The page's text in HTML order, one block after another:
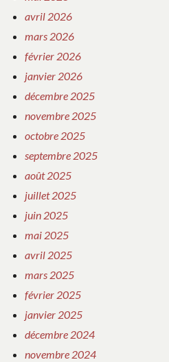
avril 2026
mars 2026
février 2026
janvier 2026
décembre 2025
novembre 2025
octobre 2025
septembre 2025
août 2025
juillet 2025
juin 2025
mai 2025
avril 2025
mars 2025
février 2025
janvier 2025
décembre 2024
novembre 2024